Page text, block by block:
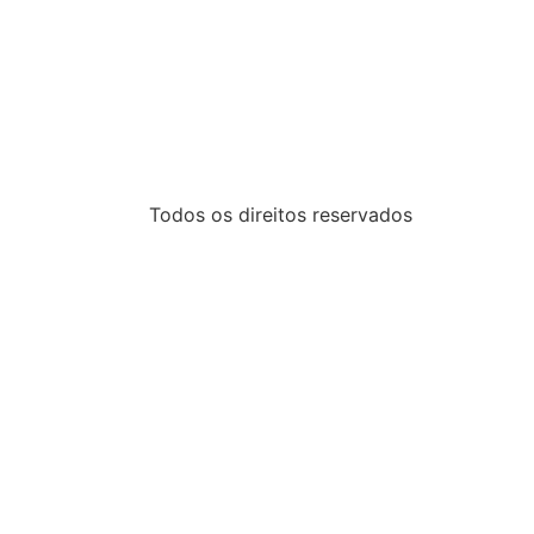
Todos os direitos reservados